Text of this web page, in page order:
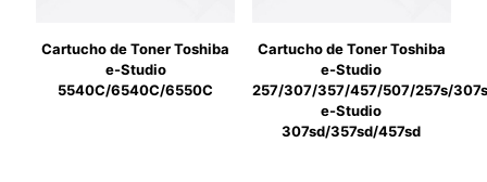
Cartucho de Toner Toshiba
e-Studio
5540C/6540C/6550C
Cartucho de Toner Toshiba
e-Studio
257/307/357/457/507/257s/
e-Studio
307sd/357sd/457sd